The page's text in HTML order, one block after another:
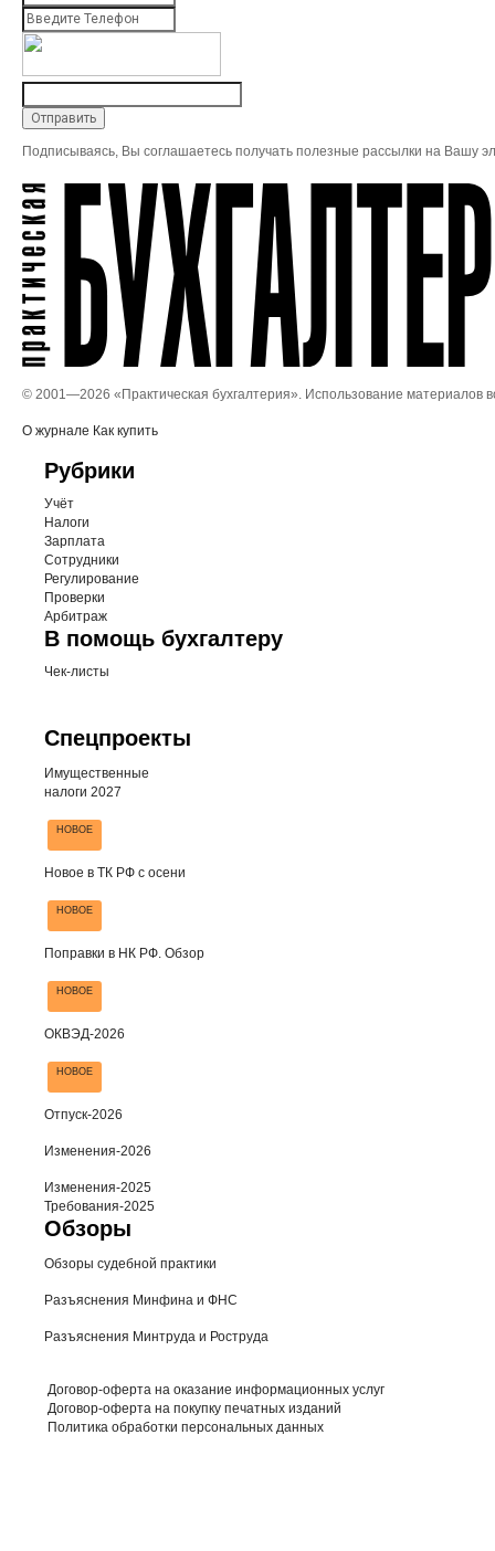
Подписываясь, Вы соглашаетесь получать полезные рассылки на Вашу
© 2001—2026 «Практическая бухгалтерия». Использование
О журнале Как купить
Рубрики
Учёт
Налоги
Зарплата
Сотрудники
Регулирование
Проверки
Арбитраж
В помощь бухгалтеру
Чек-листы
Спецпроекты
Имущественные
налоги 2027
НОВОЕ
Новое в ТК РФ с осени
НОВОЕ
Поправки в НК РФ. Обзор
НОВОЕ
ОКВЭД-2026
НОВОЕ
Отпуск-2026
Изменения-2026
Изменения-2025
Требования-2025
Обзоры
Обзоры судебной практики
Разъяснения Минфина и ФНС
Разъяснения Минтруда и Роструда
Договор-оферта на оказание информационных услуг
Договор-оферта на покупку печатных изданий
Политика обработки персональных данных